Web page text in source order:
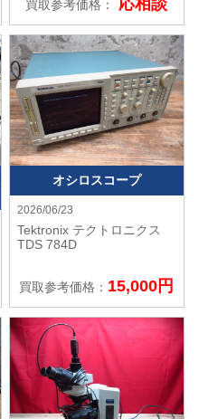
買取参考価格： 応相談
オシロスコープ
2026/06/23
Tektronix テクトロニクス
TDS 784D
買取参考価格： 15,000円